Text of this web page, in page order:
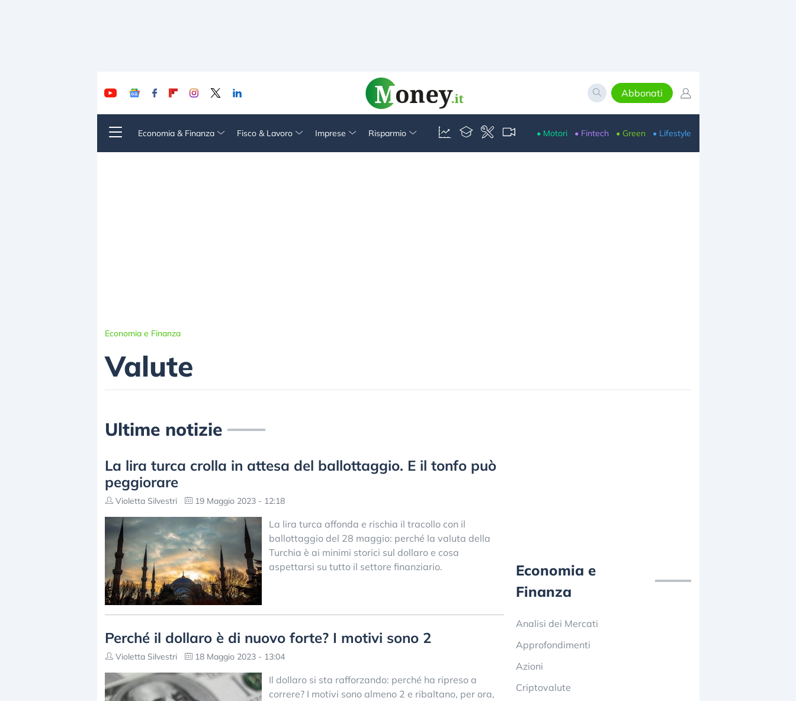
Abbonati
Economia & Finanza Fisco & Lavoro Imprese Risparmio • Motori • Fintech • Green • Lifestyle
Economia e Finanza
Valute
Ultime notizie
La lira turca crolla in attesa del ballottaggio. E il tonfo può
peggiorare
Violetta Silvestri 19 Maggio 2023 - 12:18
La lira turca affonda e rischia il tracollo con il
ballottaggio del 28 maggio: perché la valuta della
Turchia è ai minimi storici sul dollaro e cosa
aspettarsi su tutto il settore finanziario.
Perché il dollaro è di nuovo forte? I motivi sono 2
Violetta Silvestri 18 Maggio 2023 - 13:04
Il dollaro si sta rafforzando: perché ha ripreso a
correre? I motivi sono almeno 2 e ribaltano, per ora,
Economia e
Finanza
Analisi dei Mercati
Approfondimenti
Azioni
Criptovalute